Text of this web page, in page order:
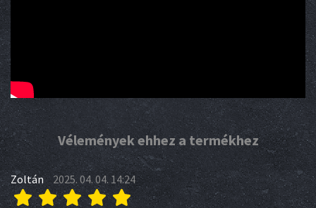
Vélemények ehhez a termékhez
Zoltán 2025. 04. 04. 14:24